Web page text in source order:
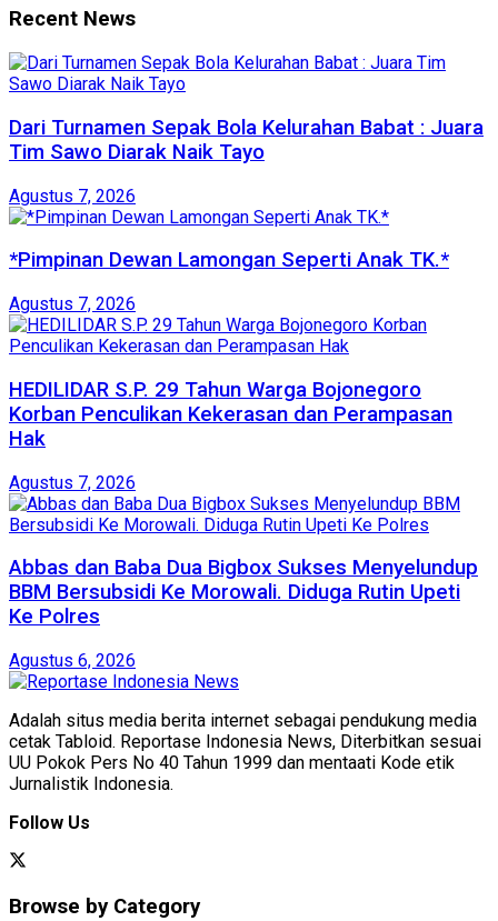
Recent News
Dari Turnamen Sepak Bola Kelurahan Babat : Juara
Tim Sawo Diarak Naik Tayo
Agustus 7, 2026
*Pimpinan Dewan Lamongan Seperti Anak TK.*
Agustus 7, 2026
HEDILIDAR S.P. 29 Tahun Warga Bojonegoro
Korban Penculikan Kekerasan dan Perampasan
Hak
Agustus 7, 2026
Abbas dan Baba Dua Bigbox Sukses Menyelundup
BBM Bersubsidi Ke Morowali. Diduga Rutin Upeti
Ke Polres
Agustus 6, 2026
Adalah situs media berita internet sebagai pendukung media
cetak Tabloid. Reportase Indonesia News, Diterbitkan sesuai
UU Pokok Pers No 40 Tahun 1999 dan mentaati Kode etik
Jurnalistik Indonesia.
Follow Us
Browse by Category